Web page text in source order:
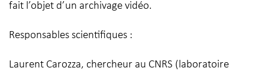
fait l’objet d’un archivage vidéo.
Responsables scientifiques :
Laurent Carozza, chercheur au CNRS (laboratoire